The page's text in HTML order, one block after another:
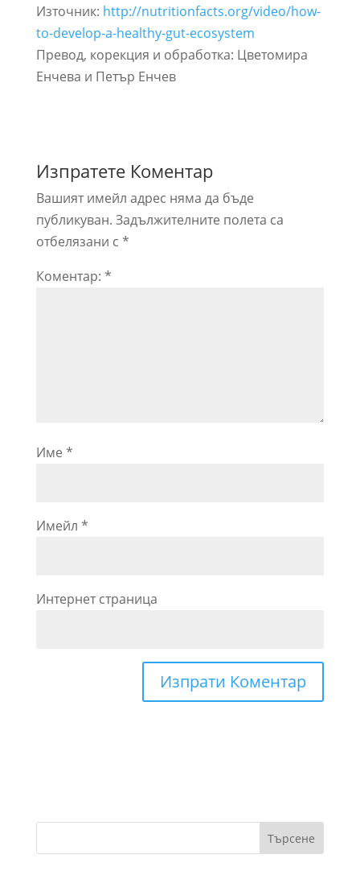
Източник: http://nutritionfacts.org/video/how-
to-develop-a-healthy-gut-ecosystem
Превод, корекция и обработка: Цветомира
Енчева и Петър Енчев
Изпратете Коментар
Вашият имейл адрес няма да бъде
публикуван. Задължителните полета са
отбелязани с *
Коментар: *
Име *
Имейл *
Интернет страница